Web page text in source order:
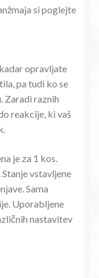
si poglejte
opravljate
pa tudi ko se
Zaradi raznih
reakcije, ki vaš
je za 1 kos.
vstavljene
Sama
Uporabljene
nastavitev